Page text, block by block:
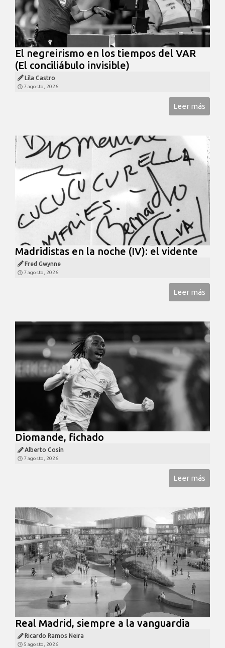
El negreirismo en los tiempos del VAR
(El conciliábulo invisible)
Lila Castro
7 agosto, 2026
Leer más
Madridistas en la noche (IV): el vidente
Fred Gwynne
7 agosto, 2026
Leer más
Diomande, fichado
Alberto Cosín
7 agosto, 2026
Leer más
Real Madrid, siempre a la vanguardia
Ricardo Ramos Neira
5 agosto, 2026